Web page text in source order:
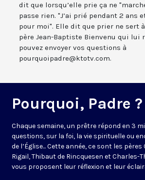
dit que lorsqu’elle prie ça ne
passe rien. "J’ai prié pendant 2 ans
pour moi". Elle dit que prier ne sert à
père Jean-Baptiste Bienvenu qui lui
pouvez envoyer vos questions à
pourquoipadre@ktotv.com.
Pourquoi, Padre ?
Chaque semaine, un prêtre répond en 3
questions, sur la foi, la vie spirituelle ou
de l’Église... Cette année, ce sont les
Rigail, Thibaut de Rincquesen et Charles-
vous proposent leur réflexion et leur